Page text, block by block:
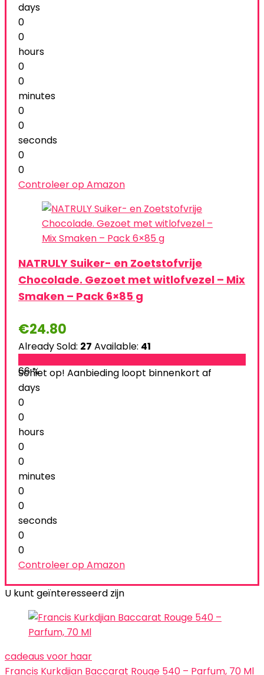
days
0
0
hours
0
0
minutes
0
0
seconds
0
0
Controleer op Amazon
NATRULY Suiker- en Zoetstofvrije
Chocolade. Gezoet met witlofvezel – Mix
Smaken – Pack 6×85 g
€24.80
Already Sold: 27 Available: 41
66 %
Schiet op! Aanbieding loopt binnenkort af
days
0
0
hours
0
0
minutes
0
0
seconds
0
0
Controleer op Amazon
U kunt geïnteresseerd zijn
cadeaus voor haar
Francis Kurkdjian Baccarat Rouge 540 – Parfum, 70 Ml